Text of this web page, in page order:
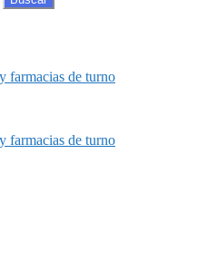
farmacias de turno
farmacias de turno